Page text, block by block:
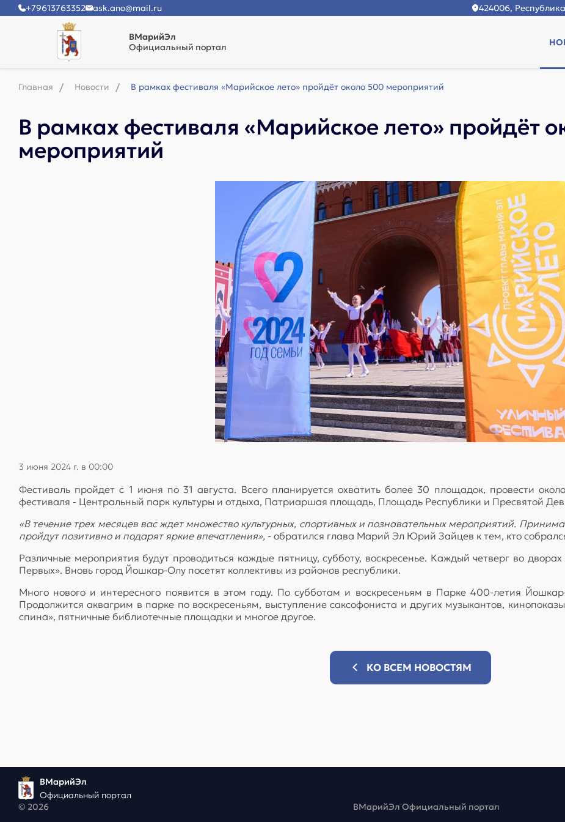
+79613763352 ask.ano@mail.ru 424006,
ВМарийЭл
Официальный портал
Главная Новости В рамках фестиваля «Марийское лето» пройдёт около 500 мероприятий
В рамках фестиваля «Марийское лето» пройдёт
мероприятий
3 июня 2024 г. в 00:00
Фестиваль пройдет с 1 июня по 31 августа. Всего планируется охватить более 30 площадок, провести
фестиваля - Центральный парк культуры и отдыха, Патриаршая площадь, Площадь Республики и Пресвятой
«В течение трех месяцев вас ждет множество культурных, спортивных и познавательных мероприятий.
пройдут позитивно и подарят яркие впечатления», - обратился глава Марий Эл Юрий Зайцев к тем, кто
Различные мероприятия будут проводиться каждые пятницу, субботу, воскресенье. Каждый четверг во
Первых». Вновь город Йошкар-Олу посетят коллективы из районов республики.
Много нового и интересного появится в этом году. По субботам и воскресеньям в Парке 400-летия
Продолжится аквагрим в парке по воскресеньям, выступление саксофониста и других музыкантов,
спина», пятничные библиотечные площадки и многое другое.
КО ВСЕМ НОВОСТЯМ
ВМарийЭл
Официальный портал
© 2026
ВМарийЭл Официальный портал